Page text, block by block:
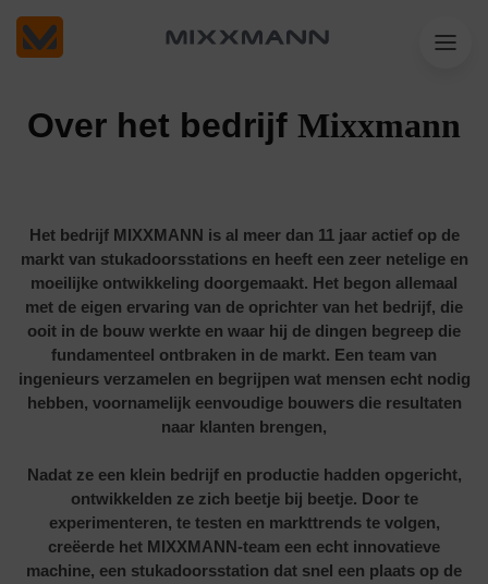
Over het bedrijf Mixxmann
Het bedrijf MIXXMANN is al meer dan 11 jaar actief op de
markt van stukadoorsstations en heeft een zeer netelige en
moeilijke ontwikkeling doorgemaakt. Het begon allemaal
met de eigen ervaring van de oprichter van het bedrijf, die
ooit in de bouw werkte en waar hij de dingen begreep die
fundamenteel ontbraken in de markt. Een team van
ingenieurs verzamelen en begrijpen wat mensen echt nodig
hebben, voornamelijk eenvoudige bouwers die resultaten
naar klanten brengen,
Nadat ze een klein bedrijf en productie hadden opgericht,
ontwikkelden ze zich beetje bij beetje. Door te
experimenteren, te testen en markttrends te volgen,
creëerde het MIXXMANN-team een ​​echt innovatieve
machine, een stukadoorsstation dat snel een plaats op de